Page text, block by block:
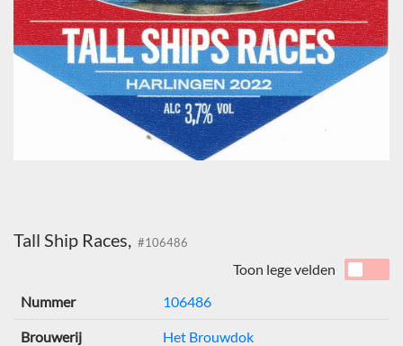
Tall Ship Races, #106486
Toon lege velden
Nummer
106486
Brouwerij Het Brouwdok